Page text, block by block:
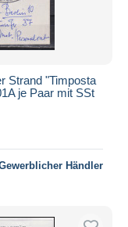
Strand "Timposta
je Paar mit SSt
Händler